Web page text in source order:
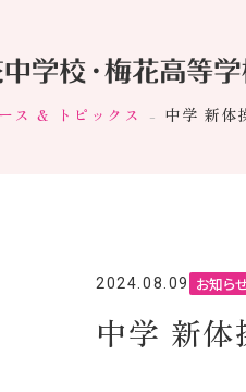
ス & トピックス 中学 新体
2024.08.09 お知ら
中学 新